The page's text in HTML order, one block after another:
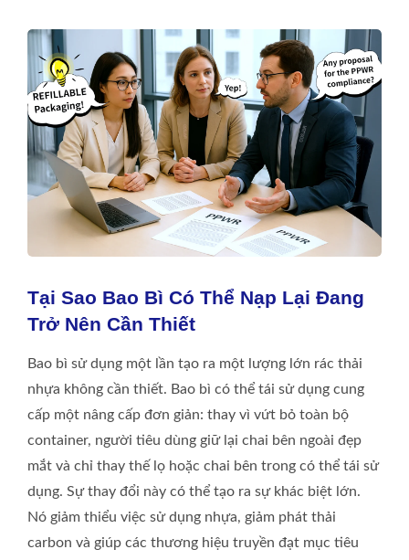
Tại Sao Bao Bì Có Thể Nạp Lại Đang
Trở Nên Cần Thiết
Bao bì sử dụng một lần tạo ra một lượng lớn rác thải
nhựa không cần thiết. Bao bì có thể tái sử dụng cung
cấp một nâng cấp đơn giản: thay vì vứt bỏ toàn bộ
container, người tiêu dùng giữ lại chai bên ngoài đẹp
mắt và chỉ thay thế lọ hoặc chai bên trong có thể tái sử
dụng. Sự thay đổi này có thể tạo ra sự khác biệt lớn.
Nó giảm thiểu việc sử dụng nhựa, giảm phát thải
carbon và giúp các thương hiệu truyền đạt mục tiêu